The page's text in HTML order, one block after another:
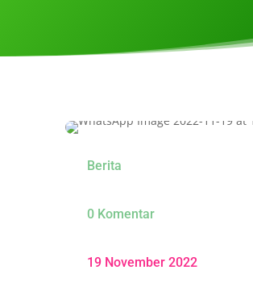
Berita
0 Komentar
19 November 2022